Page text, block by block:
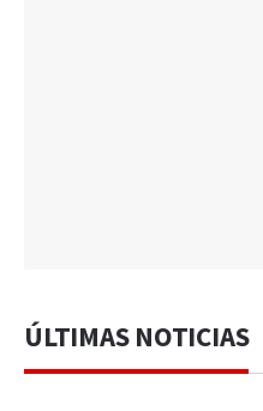
ÚLTIMAS NOTICIAS